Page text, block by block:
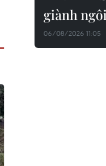
giành
06/08/2026 11:05